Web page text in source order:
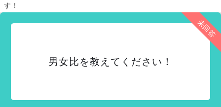
す！
未回答
男女比を教えてください！